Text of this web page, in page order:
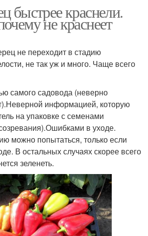
быстрее краснели.
не краснеет
не переходит в стадию
не так уж и много. Чаще всего
самого садовода (неверно
информацией, которую
на упаковке с семенами
в уходе.
можно попытаться, только если
В остальных случаях скорее всего
зеленеть.